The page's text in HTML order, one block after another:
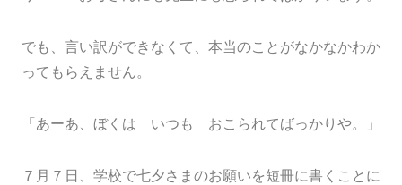
でも、言い訳ができなくて、本当のことがなかなかわか
ってもらえません。
「あーあ、ぼくは いつも おこられてばっかりや。」
７月７日、学校で七夕さまのお願いを短冊に書くことに